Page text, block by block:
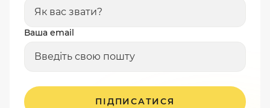
Ваша email
ПІДПИСАТИСЯ